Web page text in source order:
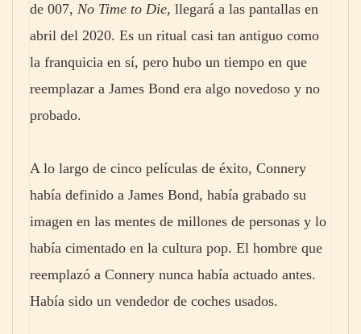
de 007, No Time to Die, llegará a las pantallas en
abril del 2020. Es un ritual casi tan antiguo como
la franquicia en sí, pero hubo un tiempo en que
reemplazar a James Bond era algo novedoso y no
probado.
A lo largo de cinco películas de éxito, Connery
había definido a James Bond, había grabado su
imagen en las mentes de millones de personas y lo
había cimentado en la cultura pop. El hombre que
reemplazó a Connery nunca había actuado antes.
Había sido un vendedor de coches usados.